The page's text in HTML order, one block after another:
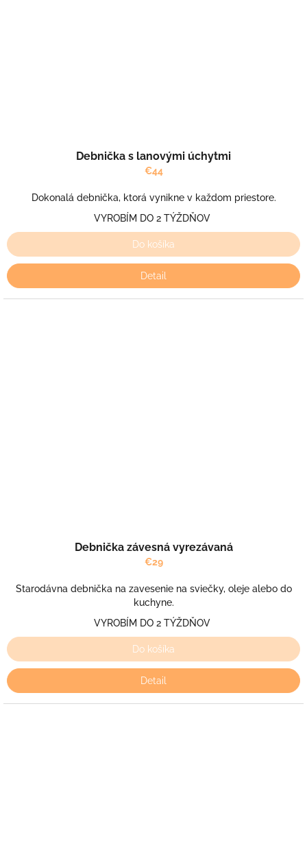
Debnička s lanovými úchytmi
€44
Dokonalá debnička, ktorá vynikne v každom priestore.
VYROBÍM DO 2 TÝŽDŇOV
Do košíka
Detail
Debnička závesná vyrezávaná
€29
Starodávna debnička na zavesenie na sviečky, oleje alebo do
kuchyne.
VYROBÍM DO 2 TÝŽDŇOV
Do košíka
Detail